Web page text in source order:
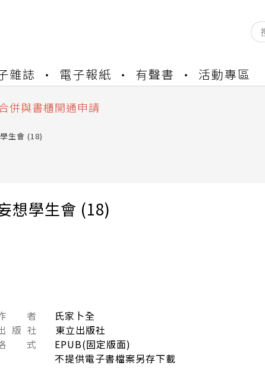
雜誌 電子報紙 有聲書 活動專區
護中，本站同步暫停部分閱讀服務
題
及資產合併結果查詢
生會 (18)
想學生會 (18)
者
氏家卜全
版 社
東立出版社
式
EPUB(固定版面)
不提供電子書檔案另存下載